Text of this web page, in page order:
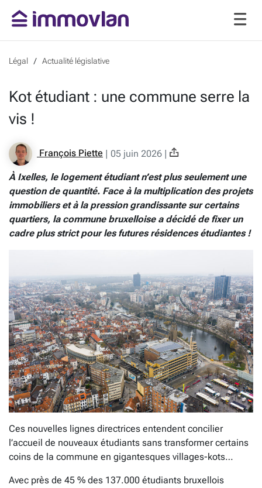
Légal Actualité législative
Kot étudiant : une commune serre la
vis !
François Piette | 05 juin 2026 |
À Ixelles, le logement étudiant n’est plus seulement une
question de quantité. Face à la multiplication des projets
immobiliers et à la pression grandissante sur certains
quartiers, la commune bruxelloise a décidé de fixer un
cadre plus strict pour les futures résidences étudiantes !
Ces nouvelles lignes directrices entendent concilier
l’accueil de nouveaux étudiants sans transformer certains
coins de la commune en gigantesques villages-kots…
Avec près de 45 % des 137.000 étudiants bruxellois